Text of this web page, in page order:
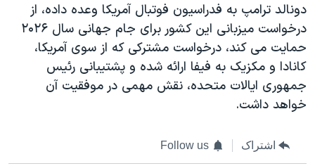
دونالد ترامپ به فدراسیون فوتبال آمریکا وعده داده، از
درخواست میزبانی این کشور برای جام جهانی سال ۲۰۲۶
حمایت می کند، درخواست مشترکی که از سوی آمریکا،
کانادا و مکزیک به فیفا ارائه شده و پشتیبانی رئیس
جمهوری ایالات متحده، نقش مهمی در موفقیت آن
خواهد داشت.
اشتراک Follow us